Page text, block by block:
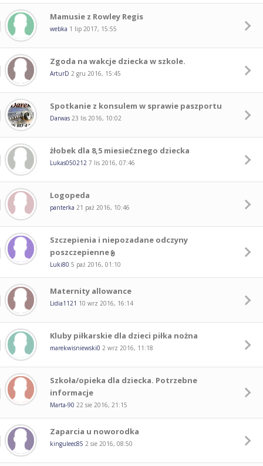
Mamusie z Rowley Regis
webka 1 lip 2017, 15:55
Zgoda na wakcje dziecka w szkole.
ArturD 2 gru 2016, 15:45
Spotkanie z konsulem w sprawie paszportu
Darwas 23 lis 2016, 10:02
żłobek dla 8,5 miesiećznego dziecka
Lukas050212 7 lis 2016, 07:46
Logopeda
panterka 21 paź 2016, 10:46
Szczepienia i niepozadane odczyny
poszczepienne
Luki80 5 paź 2016, 01:10
Maternity allowance
Lidia1121 10 wrz 2016, 16:14
Kluby piłkarskie dla dzieci piłka nożna
marekwisniewski0 2 wrz 2016, 11:18
Szkoła/opieka dla dziecka. Potrzebne
informacje
Marta-90 22 sie 2016, 21:15
Zaparcia u noworodka
kinguleec85 2 sie 2016, 08:50